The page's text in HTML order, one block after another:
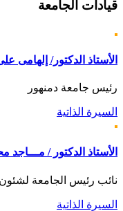
قيادات الجامعة
الأستاذ الدكتور/ إلهامى
رئيس جامعة دمنهور
السيرة الذاتية
الأستاذ الدكتور /
نائب رئيس الجامعة لشئون
السيرة الذاتية